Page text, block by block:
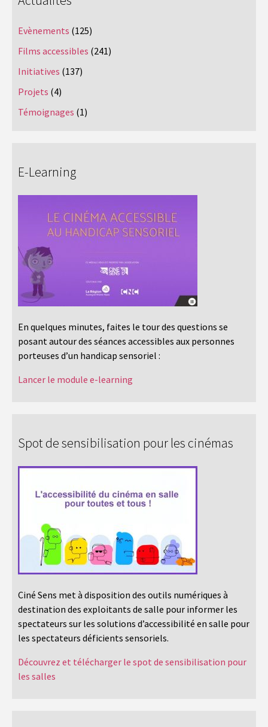
Evènements (125)
Films accessibles (241)
Initiatives (137)
Projets (4)
Témoignages (1)
E-Learning
En quelques minutes, faites le tour des questions se
posant autour des séances accessibles aux personnes
porteuses d’un handicap sensoriel :
Lancer le module e-learning
Spot de sensibilisation pour les cinémas
Ciné Sens met à disposition des outils numériques à
destination des exploitants de salle pour informer les
spectateurs sur les solutions d’accessibilité en salle pour
les spectateurs déficients sensoriels.
Découvrez et télécharger le spot de sensibilisation pour
les salles